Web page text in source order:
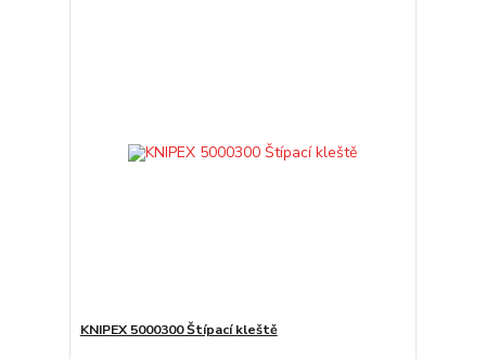
KNIPEX 5000300 Štípací kleště